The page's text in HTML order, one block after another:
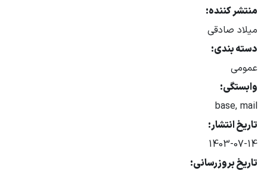
منتشر کننده:
میلاد صادقی
دسته بندی:
عمومی
وابستگی:
base, mail
تاریخ انتشار:
1403-07-14
تاریخ بروزرسانی: